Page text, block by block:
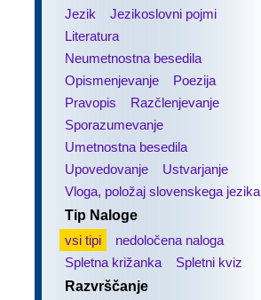
Jezik
Jezikoslovni pojmi
Literatura
Neumetnostna besedila
Opismenjevanje
Poezija
Pravopis
Razčlenjevanje
Sporazumevanje
Umetnostna besedila
Upovedovanje
Ustvarjanje
Vloga, položaj slovenskega jezika
Tip Naloge
vsi tipi
nedoločena naloga
Spletna križanka
Spletni kviz
Razvrščanje